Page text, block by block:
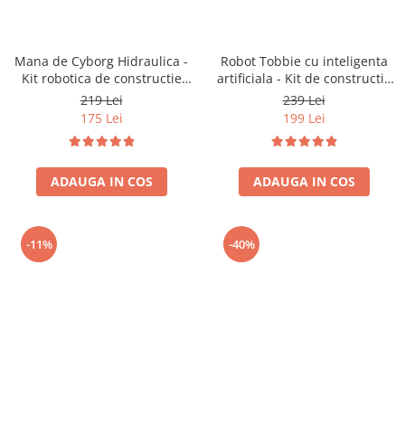
Mana de Cyborg Hidraulica -
Kit robotica de constructie
(RO)
219 Lei
175 Lei
ADAUGA IN COS
Robot Tobbie cu inteligenta
artificiala - Kit de constructie
(RO)
239 Lei
199 Lei
ADAUGA IN COS
-11% -40%